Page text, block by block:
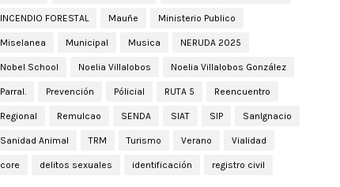
INCENDIO FORESTAL Mauñe Ministerio Publico
Miselanea Municipal Musica NERUDA 2025
Nobel School Noelia Villalobos Noelia Villalobos González
Parral. Prevención Pólicial RUTA 5 Reencuentro
Regional Remulcao SENDA SIAT SIP SanIgnacio
Sanidad Animal TRM Turismo Verano Vialidad
core delitos sexuales identificación registro civil